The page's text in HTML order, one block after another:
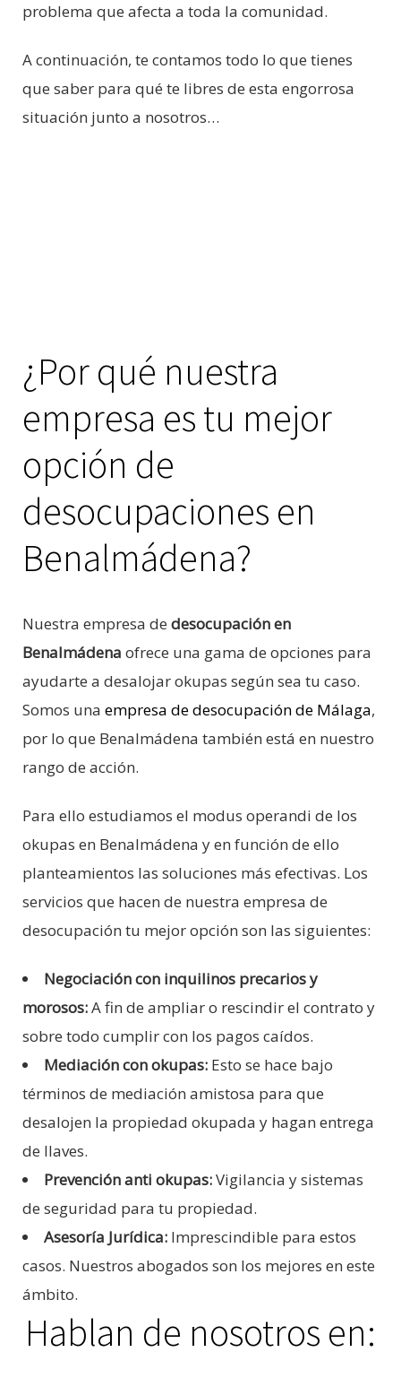
problema que afecta a toda la comunidad.
A continuación, te contamos todo lo que tienes
que saber para qué te libres de esta engorrosa
situación junto a nosotros…
¿Por qué nuestra
empresa es tu mejor
opción de
desocupaciones en
Benalmádena?
Nuestra empresa de desocupación en
Benalmádena ofrece una gama de opciones para
ayudarte a desalojar okupas según sea tu caso.
Somos una empresa de desocupación de Málaga,
por lo que Benalmádena también está en nuestro
rango de acción.
Para ello estudiamos el modus operandi de los
okupas en Benalmádena y en función de ello
planteamientos las soluciones más efectivas. Los
servicios que hacen de nuestra empresa de
desocupación tu mejor opción son las siguientes:
Negociación con inquilinos precarios y
morosos:A fin de ampliar o rescindir el contrato y
sobre todo cumplir con los pagos caídos.
Mediación con okupas: Esto se hace bajo
términos de mediación amistosa para que
desalojen la propiedad okupada y hagan entrega
de llaves.
Prevención anti okupas:Vigilancia y sistemas
de seguridad para tu propiedad.
Asesoría Jurídica: Imprescindible para estos
casos. Nuestros abogados son los mejores en este
ámbito.
Hablan de nosotros en: